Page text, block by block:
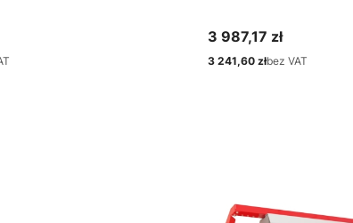
Cena
3 987,17 zł
Cena
3 241,60 złbez VAT